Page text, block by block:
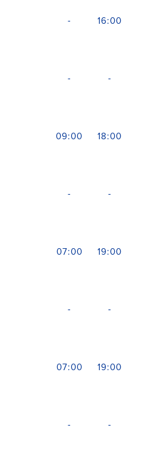
- 16:00
- -
09:00 18:00
- -
07:00 19:00
- -
07:00 19:00
- -